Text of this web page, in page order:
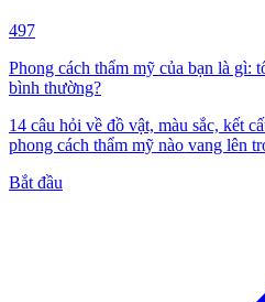
497
Phong cách thẩm mỹ của bạn là gì:
bình thường?
14 câu hỏi về đồ vật, màu sắc, kết
phong cách thẩm mỹ nào vang lên
Bắt đầu